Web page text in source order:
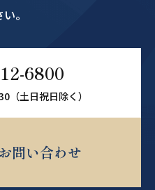
。
6800
（土日祝日除く）
問い合わせ